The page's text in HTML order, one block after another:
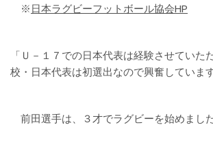
※日本ラグビーフットボール協会HP
「Ｕ－１７での日本代表は経験させていた
校・日本代表は初選出なので興奮しています
前田選手は、３才でラグビーを始めまし